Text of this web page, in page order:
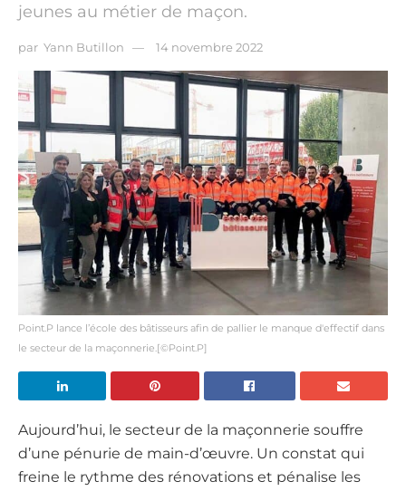
jeunes au métier de maçon.
par Yann Butillon 14 novembre 2022
Point.P lance l’école des bâtisseurs afin de pallier le manque d'effectif dans
le secteur de la maçonnerie.[©Point.P]
Aujourd’hui, le secteur de la maçonnerie souffre
d’une pénurie de main-d’œuvre. Un constat qui
freine le rythme des rénovations et pénalise les